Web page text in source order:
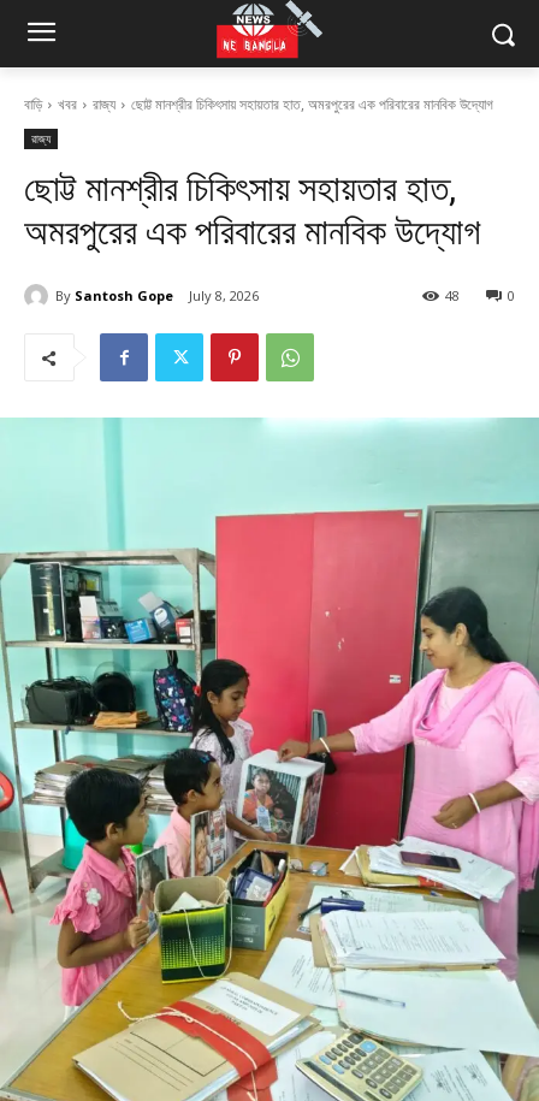
বাড়ি খবর রাজ্য ছোট্ট মানশ্রীর চিকিৎসায় সহায়তার হাত, অমরপুরের এক পরিবারের মানবিক উদ্যোগ
রাজ্য
ছোট্ট মানশ্রীর চিকিৎসায় সহায়তার হাত,
অমরপুরের এক পরিবারের মানবিক উদ্যোগ
By Santosh Gope July 8, 2026 0
48